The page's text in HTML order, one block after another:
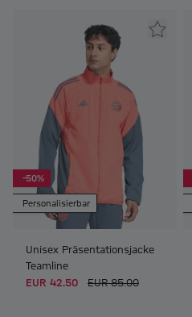
-50%
Personalisierbar
Unisex Präsentationsjacke
Teamline
EUR 42.50
EUR 85.00